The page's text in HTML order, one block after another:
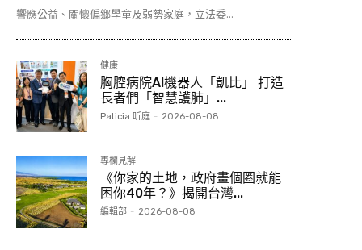
響應公益、關懷偏鄉學童及弱勢家庭，立法委...
健康
胸腔病院AI機器人「凱比」 打造
長者們「智慧護肺」...
Paticia 昕庭 - 2026-08-08
專欄見解
《你家的土地，政府畫個圈就能
困你40年？》揭開台灣...
編輯部 - 2026-08-08